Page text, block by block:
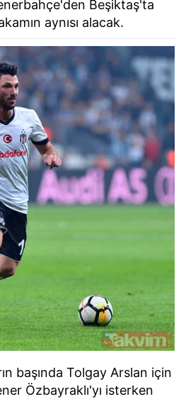
Beşiktaş'ta
aynısı alacak.
başında Tolgay Arslan için
Özbayraklı'yı isterken